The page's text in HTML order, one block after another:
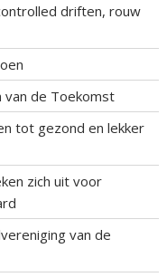
driften, rouw
van de Toekomst
tot gezond en lekker
zich uit voor
van de